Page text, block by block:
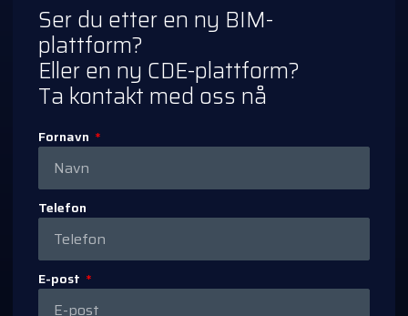
Ser du etter en ny BIM-
plattform?
Eller en ny CDE-plattform?
Ta kontakt med oss nå
Fornavn
Telefon
E-post